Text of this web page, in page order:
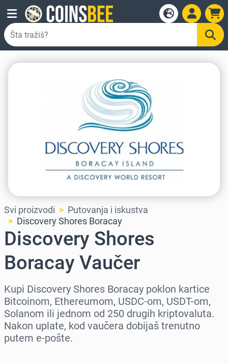
Svi proizvodi
Putovanja i iskustva
Discovery Shores Boracay
Discovery Shores
Boracay Vaučer
Kupi Discovery Shores Boracay poklon kartice
Bitcoinom, Ethereumom, USDC-om, USDT-om,
Solanom ili jednom od 250 drugih kriptovaluta.
Nakon uplate, kod vaučera dobijaš trenutno
putem e-pošte.